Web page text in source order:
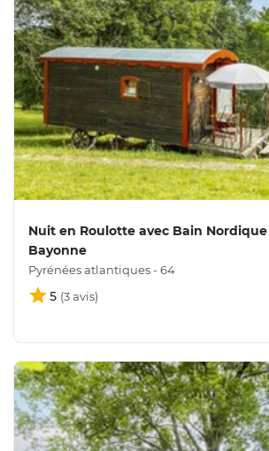
Nuit en Roulotte avec Bain
Bayonne
Pyrénées atlantiques - 64
5